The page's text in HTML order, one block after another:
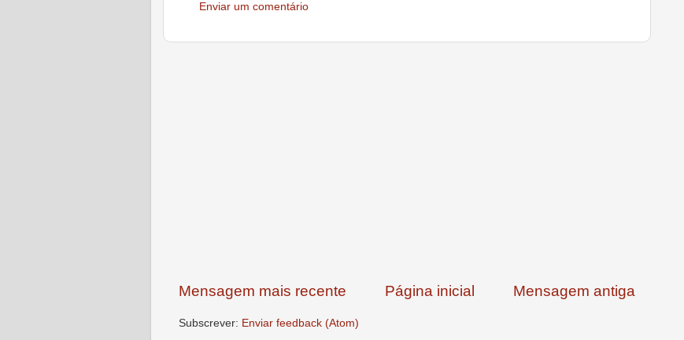
Enviar um comentário
Mensagem mais recente Mensagem antiga
Página inicial
Subscrever: Enviar feedback (Atom)